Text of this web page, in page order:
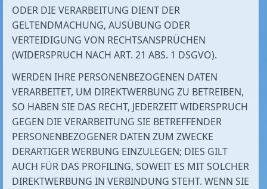
ODER DIE VERARBEITUNG DIENT DER
GELTENDMACHUNG, AUSÜBUNG ODER
VERTEIDIGUNG VON RECHTSANSPRÜCHEN
(WIDERSPRUCH NACH ART. 21 ABS. 1 DSGVO).
WERDEN IHRE PERSONENBEZOGENEN DATEN
VERARBEITET, UM DIREKTWERBUNG ZU BETREIBEN,
SO HABEN SIE DAS RECHT, JEDERZEIT WIDERSPRUCH
GEGEN DIE VERARBEITUNG SIE BETREFFENDER
PERSONENBEZOGENER DATEN ZUM ZWECKE
DERARTIGER WERBUNG EINZULEGEN; DIES GILT
AUCH FÜR DAS PROFILING, SOWEIT ES MIT SOLCHER
DIREKTWERBUNG IN VERBINDUNG STEHT. WENN SIE